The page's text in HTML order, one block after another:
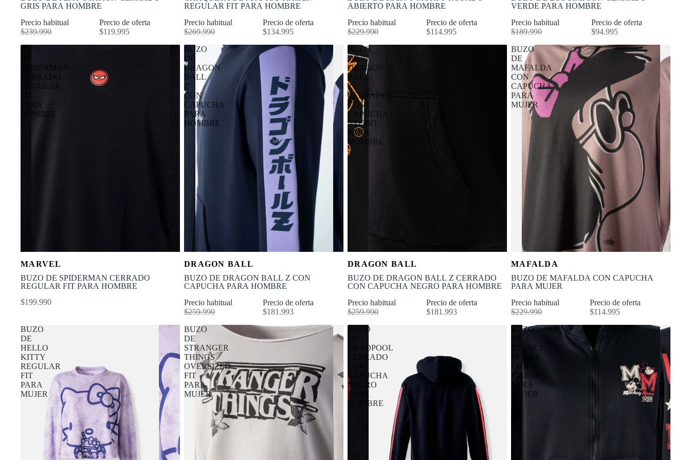
GRIS PARA HOMBRE
Precio de oferta
$119.995
Precio habitual
$239.990
REGULAR FIT PARA HOMBRE
Precio de oferta
$134.995
Precio habitual
$269.990
ABIERTO PARA HOMBRE
Precio de oferta
$114.995
Precio habitual
$229.990
VERDE PARA HOMBRE
Precio de oferta
$94.995
Precio habitual
$189.990
BUZO
SPIDERMAN
CERRADO
REGULAR
PARA
HOMBRE
XS S M L XL
MARVEL
BUZO DE SPIDERMAN CERRADO
REGULAR FIT PARA HOMBRE
$199.990
BUZO
DE
DRAGON
BALL
Z
CON
CAPUCHA
PARA
HOMBRE
-30% OFF
Selecciona tu talla
XS S M L XL
DRAGON BALL
BUZO DE DRAGON BALL Z CON
CAPUCHA PARA HOMBRE
Precio de oferta
$181.993
Precio habitual
$259.990
BUZO
DE
DRAGON
BALL
Z
CERRADO
CON
CAPUCHA
NEGRO
PARA
HOMBRE
-30% OFF
Selecciona tu talla
XS S M L XL
DRAGON BALL
BUZO DE DRAGON BALL Z CERRADO
CON CAPUCHA NEGRO PARA HOMBRE
Precio de oferta
$181.993
Precio habitual
$259.990
BUZO
DE
MAFALDA
CON
CAPUCHA
PARA
MUJER
-50% OFF
XS S M L XL
MAFALDA
BUZO DE MAFALDA CON CAPUCHA
PARA MUJER
Precio de oferta
$114.995
Precio habitual
$229.990
BUZO
DE
HELLO
KITTY
REGULAR
FIT
PARA
MUJER
BUZO
DE
STRANGER
THINGS
OVERSIZED
FIT
PARA
MUJER
BUZO
DEADPOOL
CERRADO
CAPUCHA
NEGRO
PARA
HOMBRE
BUZO
MICKEY
MOUSE
CON
CIERRE
PARA
MUJER